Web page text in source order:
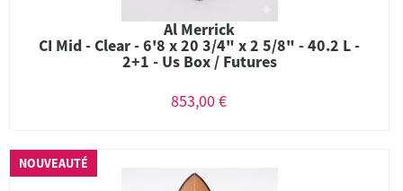
Al Merrick
CI Mid - Clear - 6'8 x 20 3/4" x 2 5/8" - 40.2 L -
2+1 - Us Box / Futures
853,00 €
NOUVEAUTÉ